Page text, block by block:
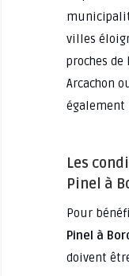
villes
proches
Arcachon
également
Les
Pinel à
Pour
Pinel à
doivent